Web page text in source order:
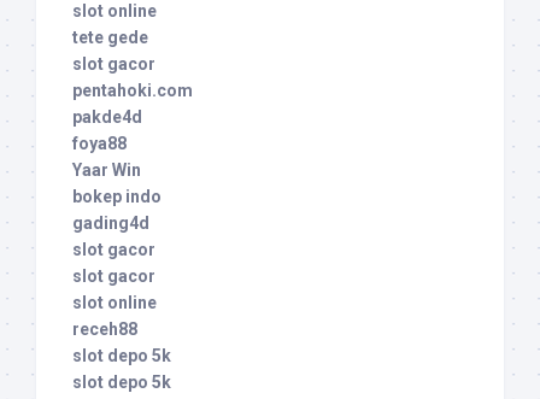
slot online
tete gede
slot gacor
pentahoki.com
pakde4d
foya88
Yaar Win
bokep indo
gading4d
slot gacor
slot gacor
slot online
receh88
slot depo 5k
slot depo 5k